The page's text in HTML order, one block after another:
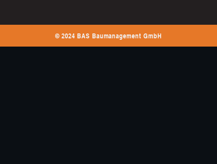
© 2024 BAS Baumanagement GmbH